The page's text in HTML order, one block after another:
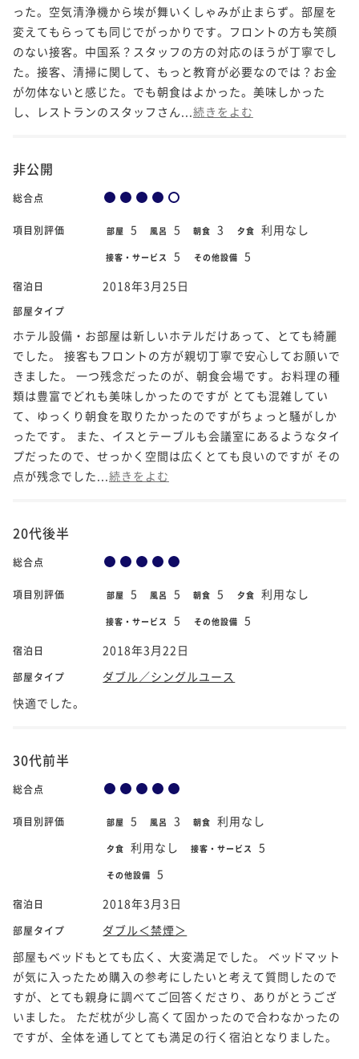
った。空気清浄機から埃が舞いくしゃみが止まらず。部屋を
変えてもらっても同じでがっかりです。フロントの方も笑顔
のない接客。中国系？スタッフの方の対応のほうが丁寧でし
た。接客、清掃に関して、もっと教育が必要なのでは？お金
が勿体ないと感じた。でも朝食はよかった。美味しかった
し、レストランのスタッフさん... 続きをよむ
非公開
総合点
項目別評価 部屋 5 風呂 5 朝食 3 夕食 利用なし
接客・サービス 5 その他設備 5
宿泊日 2018年3月25日
部屋タイプ
ホテル設備・お部屋は新しいホテルだけあって、とても綺麗
でした。 接客もフロントの方が親切丁寧で安心してお願いで
きました。 一つ残念だったのが、朝食会場です。お料理の種
類は豊富でどれも美味しかったのですが とても混雑してい
て、ゆっくり朝食を取りたかったのですがちょっと騒がしか
ったです。 また、イスとテーブルも会議室にあるようなタイ
プだったので、せっかく空間は広くとても良いのですが その
点が残念でした... 続きをよむ
20代後半
総合点
項目別評価 部屋 5 風呂 5 朝食 5 夕食 利用なし
接客・サービス 5 その他設備 5
宿泊日 2018年3月22日
部屋タイプ
ダブル／シングルユース
快適でした。
30代前半
総合点
項目別評価 部屋 5 風呂 3 朝食 利用なし
夕食 利用なし 接客・サービス 5
その他設備 5
宿泊日 2018年3月3日
部屋タイプ
ダブル＜禁煙＞
部屋もベッドもとても広く、大変満足でした。 ベッドマット
が気に入ったため購入の参考にしたいと考えて質問したので
すが、とても親身に調べてご回答くださり、ありがとうござ
いました。 ただ枕が少し高くて固かったので合わなかったの
ですが、全体を通してとても満足の行く宿泊となりました。